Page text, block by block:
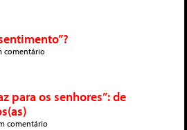
comentário
para os senhores”: de
comentário